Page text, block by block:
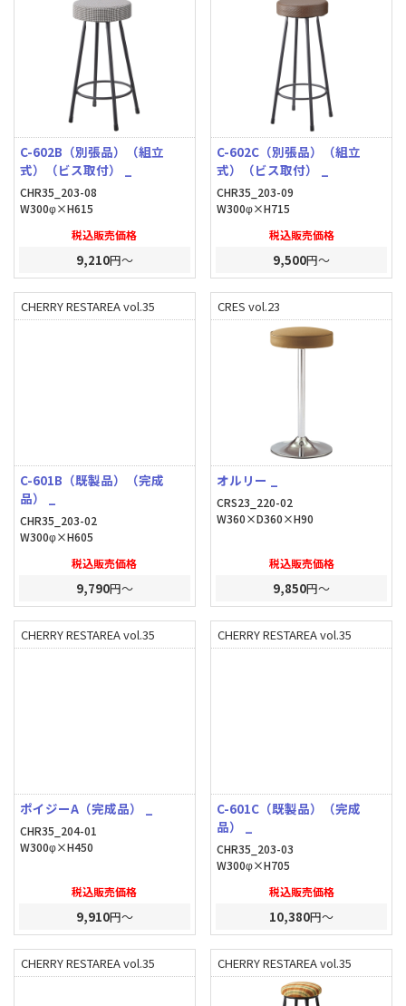
C-602B（別張品）（組立
式）（ビス取付） _
CHR35_203-08
W300φ×H615
税込販売価格
9,210円～
C-602C（別張品）（組立
式）（ビス取付） _
CHR35_203-09
W300φ×H715
税込販売価格
9,500円～
CHERRY RESTAREA vol.35
C-601B（既製品）（完成
品） _
CHR35_203-02
W300φ×H605
税込販売価格
9,790円～
CRES vol.23
オルリー _
CRS23_220-02
W360×D360×H90
税込販売価格
9,850円～
CHERRY RESTAREA vol.35
ポイジーA（完成品） _
CHR35_204-01
W300φ×H450
税込販売価格
9,910円～
CHERRY RESTAREA vol.35
C-601C（既製品）（完成
品） _
CHR35_203-03
W300φ×H705
税込販売価格
10,380円～
CHERRY RESTAREA vol.35 CHERRY RESTAREA vol.35